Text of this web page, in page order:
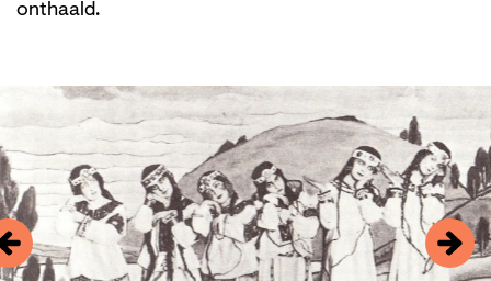
onthaald.
Overslaan